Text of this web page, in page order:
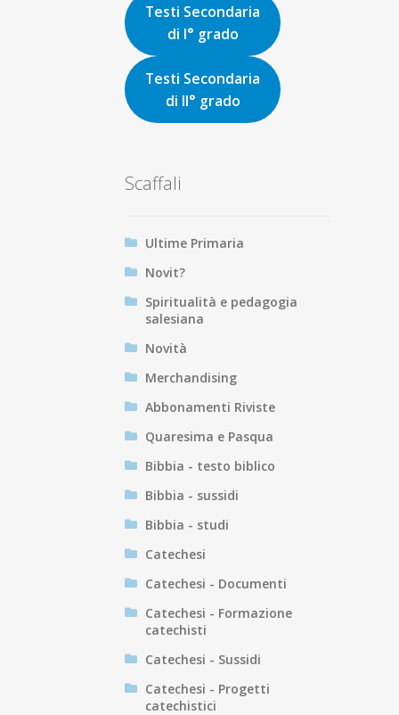
Testi Secondaria
di I° grado
Testi Secondaria
di II° grado
Scaffali
Ultime Primaria
Novit?
Spiritualità e pedagogia
salesiana
Novità
Merchandising
Abbonamenti Riviste
Quaresima e Pasqua
Bibbia - testo biblico
Bibbia - sussidi
Bibbia - studi
Catechesi
Catechesi - Documenti
Catechesi - Formazione
catechisti
Catechesi - Sussidi
Catechesi - Progetti
catechistici